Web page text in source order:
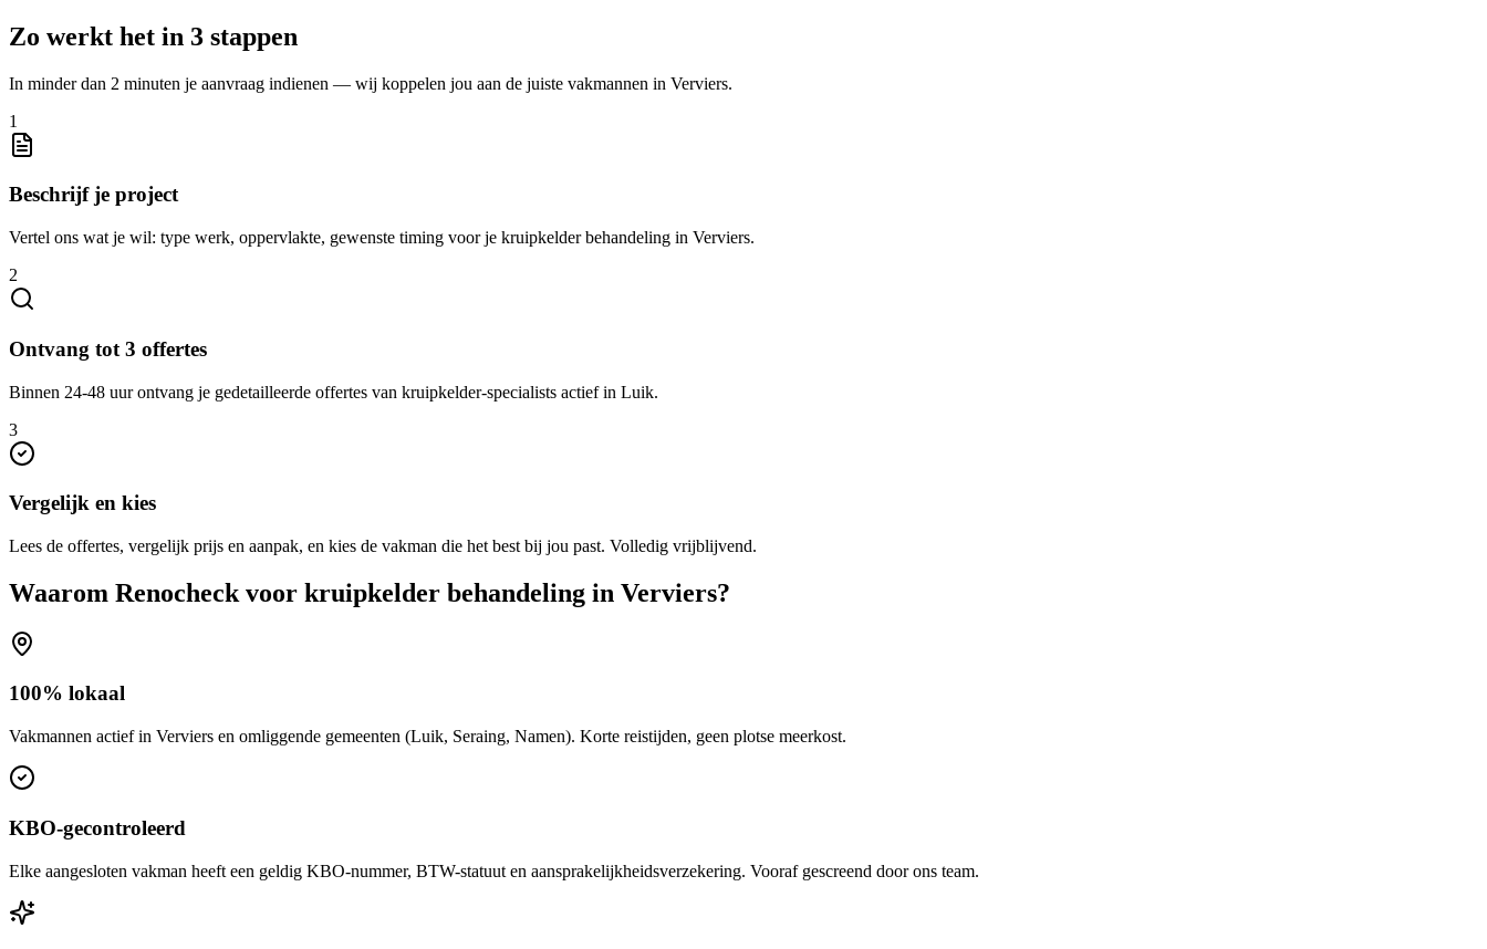
Zo werkt het in 3 stappen
In minder dan 2 minuten je aanvraag indienen — wij koppelen jou aan de juiste vakmannen in Verviers.
1
Beschrijf je project
Vertel ons wat je wil: type werk, oppervlakte, gewenste timing voor je kruipkelder behandeling in Verviers.
2
Ontvang tot 3 offertes
Binnen 24-48 uur ontvang je gedetailleerde offertes van kruipkelder-specialists actief in Luik.
3
Vergelijk en kies
Lees de offertes, vergelijk prijs en aanpak, en kies de vakman die het best bij jou past. Volledig vrijblijvend.
Waarom Renocheck voor kruipkelder behandeling in Verviers?
100% lokaal
Vakmannen actief in Verviers en omliggende gemeenten (Luik, Seraing, Namen). Korte reistijden, geen plotse meerkost.
KBO-gecontroleerd
Elke aangesloten vakman heeft een geldig KBO-nummer, BTW-statuut en aansprakelijkheidsverzekering. Vooraf gescreend door ons team.